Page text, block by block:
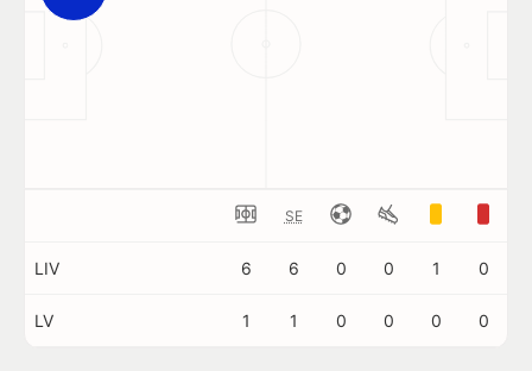
SE
LIV 6 6 0 0 1 0
LV 1 1 0 0 0 0